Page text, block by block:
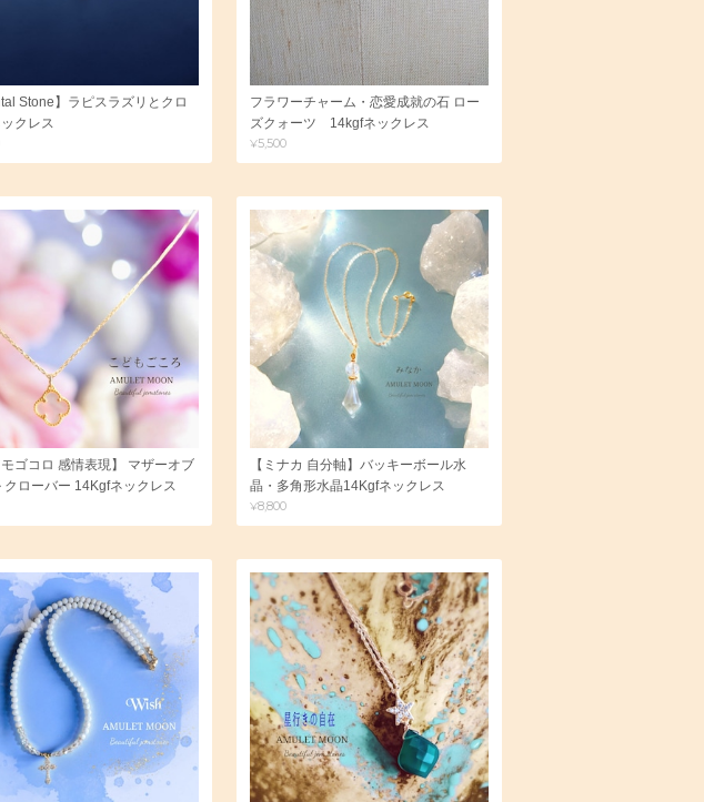
Stone】ラピスラズリとクロ
クレス
フラワーチャーム・恋愛成就の石 ロー
ズクォーツ 14kgfネックレス
¥5,500
モゴコロ 感情表現】 マザーオブ
クローバー 14Kgfネックレス
【ミナカ 自分軸】バッキーボール水
晶・多角形水晶14Kgfネックレス
¥8,800